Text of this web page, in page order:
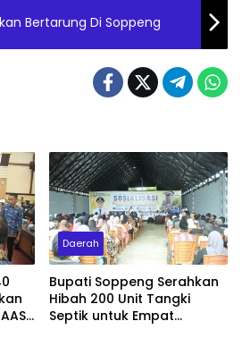
Bertarung Di Soppeng
Daerah
Bupati Soppeng Serahkan
Hibah 200 Unit Tangki
Septik untuk Empat